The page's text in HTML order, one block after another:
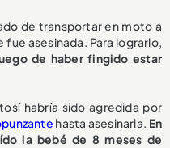
de transportar en moto a
asesinada. Para lograrlo,
de haber fingido estar
habría sido agredida por
hasta asesinarla. En
la bebé de 8 meses de